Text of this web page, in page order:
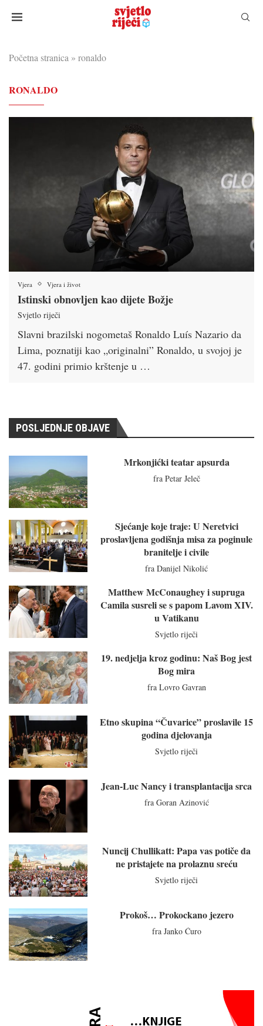
Početna stranica » ronaldo
RONALDO
Vjera Vjera i život
Istinski obnovljen kao dijete Božje
Svjetlo riječi
Slavni brazilski nogometaš Ronaldo Luís Nazario da
Lima, poznatiji kao „originalni” Ronaldo, u svojoj je
47. godini primio krštenje u …
POSLJEDNJE OBJAVE
Mrkonjićki teatar apsurda
fra Petar Jeleč
Sjećanje koje traje: U Neretvici
proslavljena godišnja misa za poginule
branitelje i civile
fra Danijel Nikolić
Matthew McConaughey i supruga
Camila susreli se s papom Lavom XIV.
u Vatikanu
Svjetlo riječi
19. nedjelja kroz godinu: Naš Bog jest
Bog mira
fra Lovro Gavran
Etno skupina “Čuvarice” proslavile 15
godina djelovanja
Svjetlo riječi
Jean-Luc Nancy i transplantacija srca
fra Goran Azinović
Nuncij Chullikatt: Papa vas potiče da
ne pristajete na prolaznu sreću
Svjetlo riječi
Prokoš… Prokockano jezero
fra Janko Ćuro